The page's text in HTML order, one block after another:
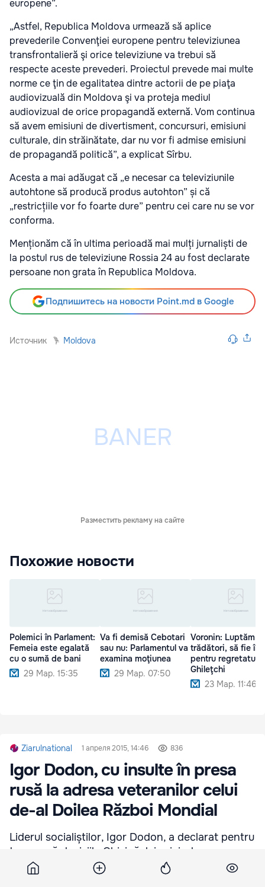
europene”.
„Astfel, Republica Moldova urmează să aplice
prevederile Convenţiei europene pentru televiziunea
transfrontalieră şi orice televiziune va trebui să
respecte aceste prevederi. Proiectul prevede mai multe
norme ce ţin de egalitatea dintre actorii de pe piaţa
audiovizuală din Moldova şi va proteja mediul
audiovizual de orice propagandă externă. Vom continua
să avem emisiuni de divertisment, concursuri, emisiuni
culturale, din străinătate, dar nu vor fi admise emisiuni
de propagandă politică”, a explicat Sîrbu.
Acesta a mai adăugat că „e necesar ca televiziunile
autohtone să producă produs autohton” și că
„restricțiile vor fo foarte dure” pentru cei care nu se vor
conforma.
Menționăm că în ultima perioadă mai mulți jurnaliști de
la postul rus de televiziune Rossia 24 au fost declarate
persoane non grata în Republica Moldova.
Подпишитесь на новости Point.md в Google
Источник Moldova
Разместить рекламу на сайте
Похожие новости
Polemici în Parlament:
Femeia este egalată
cu o sumă de bani
29 Мар. 15:35
Va fi demisă Cebotari
sau nu: Parlamentul va
examina moţiunea
29 Мар. 07:50
Voronin: Luptăm
trădători, să fie
pentru regretatul
Ghileţchi
23 Мар. 11:46
Ziarulnational 1 апреля 2015, 14:46 836
Igor Dodon, cu insulte în presa
rusă la adresa veteranilor celui
de-al Doilea Război Mondial
Liderul socialiștilor, Igor Dodon, a declarat pentru
tass.ru că deciziile Chișinăului privind marcarea
sfârșitului celui de-al Doilea Război Mondial